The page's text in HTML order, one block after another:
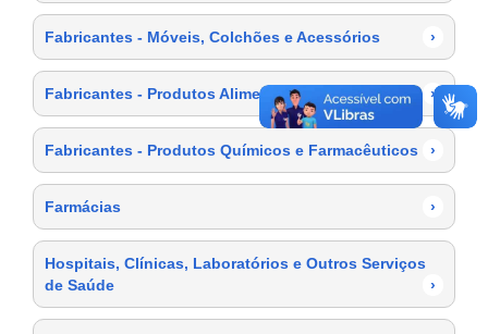
Fabricantes - Móveis, Colchões e Acessórios ›
Fabricantes - Produtos Alimentícios ›
Fabricantes - Produtos Químicos e Farmacêuticos ›
Farmácias ›
Hospitais, Clínicas, Laboratórios e Outros Serviços
de Saúde
›